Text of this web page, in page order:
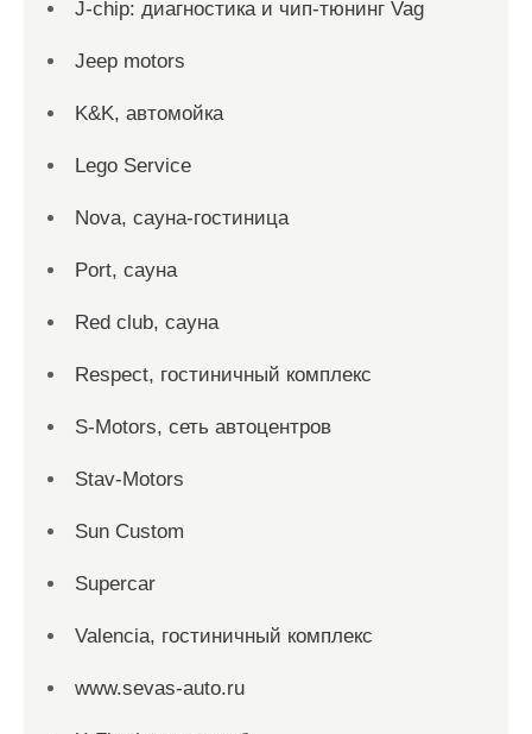
J-chip: диагностика и чип-тюнинг Vag
Jeep motors
K&K, автомойка
Lego Service
Nova, сауна-гостиница
Port, сауна
Red сlub, сауна
Respect, гостиничный комплекс
S-Motors, сеть автоцентров
Stav-Motors
Sun Custom
Supercar
Valencia, гостиничный комплекс
www.sevas-auto.ru